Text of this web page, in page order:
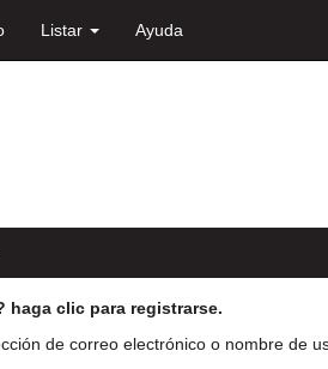
Listar Ayuda
haga clic para registrarse.
de correo electrónico o nombre de